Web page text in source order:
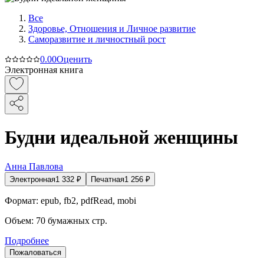
Все
Здоровье, Отношения и Личное развитие
Саморазвитие и личностный рост
0.00Оценить
Электронная книга
Будни идеальной женщины
Анна Павлова
Электронная1 332 ₽ Печатная1 256 ₽
Формат: epub, fb2, pdfRead, mobi
Объем: 70 бумажных стр.
Подробнее
Пожаловаться